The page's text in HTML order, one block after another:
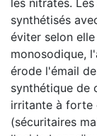
les nitrates.
synthétisés
éviter selon
monosodique,
érode l'émail
synthétique de
irritante à forte
(sécuritaires